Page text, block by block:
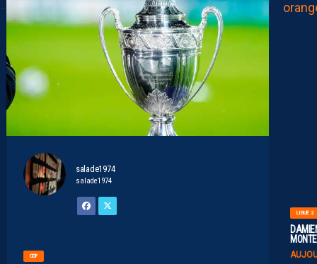
LIGUE 2
salade1974
salade1974
CDF